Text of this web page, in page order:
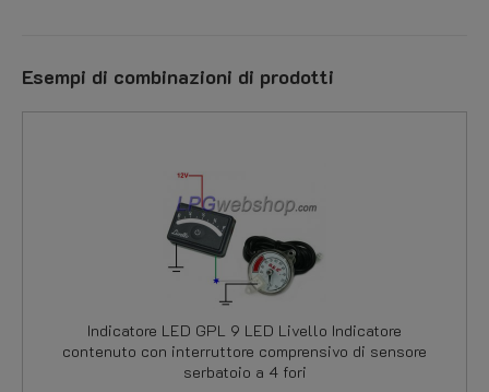
Esempi di combinazioni di prodotti
Indicatore LED GPL 9 LED Livello Indicatore
contenuto con interruttore comprensivo di sensore
serbatoio a 4 fori